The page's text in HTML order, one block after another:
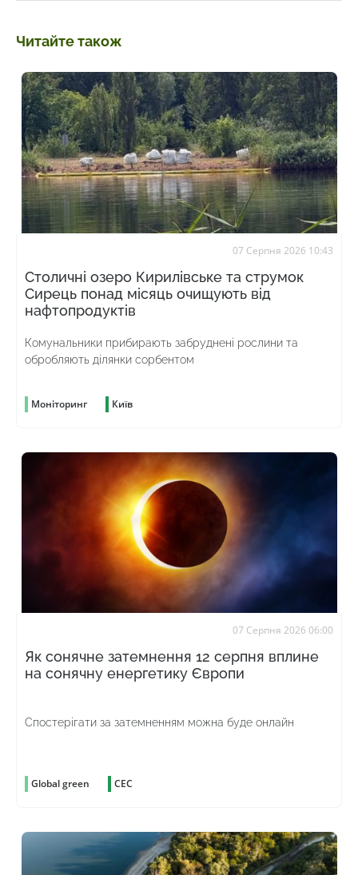
Читайте також
07 Серпня 2026 10:43
Столичні озеро Кирилівське та струмок
Сирець понад місяць очищують від
нафтопродуктів
Комунальники прибирають забруднені рослини та
обробляють ділянки сорбентом
Моніторинг Київ
07 Серпня 2026 06:00
Як сонячне затемнення 12 серпня вплине
на сонячну енергетику Європи
Спостерігати за затемненням можна буде онлайн
Global green СЕС